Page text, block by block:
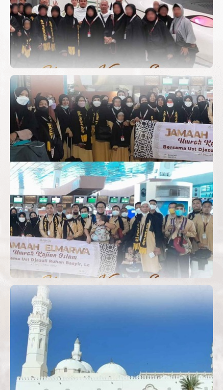
DJAZULI RUHAN BASYIR, LC
JAMAAH UMROH PLUS KAJIAN
ISLAM BERSAMA USTADZ
DJAZULI RUHAN BASYIR, LC